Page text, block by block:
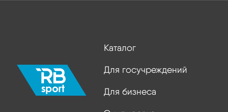
Каталог
Для госучреждений
Для бизнеса